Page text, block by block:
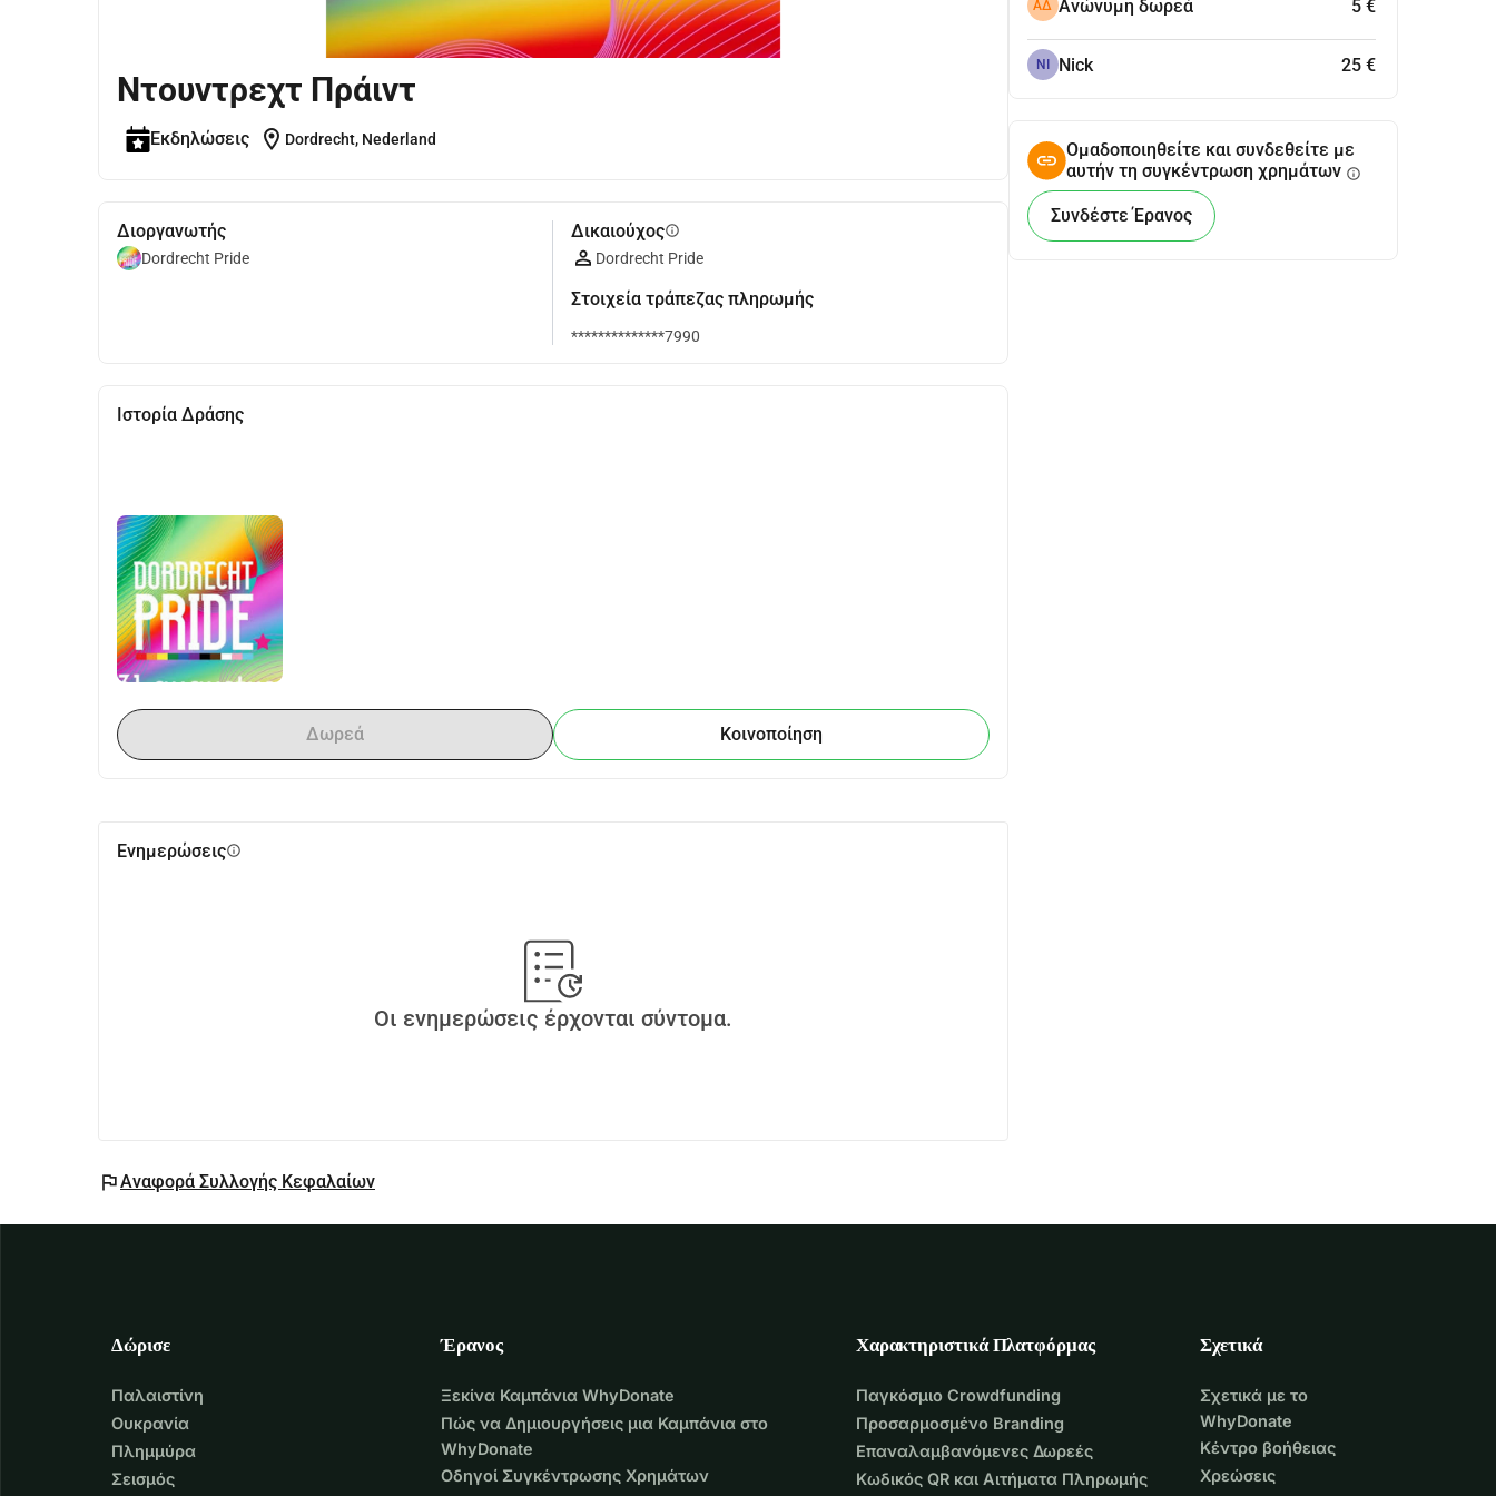
Ντουντρεχτ Πράιντ
Εκδηλώσεις location_on Dordrecht, Nederland
Διοργανωτής
Dordrecht Pride
Δικαιούχοςinfo
Dordrecht Pride
Στοιχεία τράπεζας πληρωμής
**************7990
Ιστορία Δράσης
Δωρεά Κοινοποίηση
Ενημερώσειςinfo
Οι ενημερώσεις έρχονται σύντομα.
flagΑναφορά Συλλογής Κεφαλαίων
ΑΔ Ανώνυμη δωρεά 5 €
NI Nick 25 €
Ομαδοποιηθείτε και συνδεθείτε με
αυτήν τη συγκέντρωση χρημάτων info
Συνδέστε Έρανος
Δώρισε
Παλαιστίνη
Ουκρανία
Πλημμύρα
Σεισμός
Έρανος
Ξεκίνα Καμπάνια WhyDonate
Πώς να Δημιουργήσεις μια Καμπάνια στο
WhyDonate
Οδηγοί Συγκέντρωσης Χρημάτων
Χαρακτηριστικά Πλατφόρμας
Παγκόσμιο Crowdfunding
Προσαρμοσμένο Branding
Επαναλαμβανόμενες Δωρεές
Κωδικός QR και Αιτήματα Πληρωμής
Σχετικά
Σχετικά με το
WhyDonate
Κέντρο βοήθειας
Χρεώσεις